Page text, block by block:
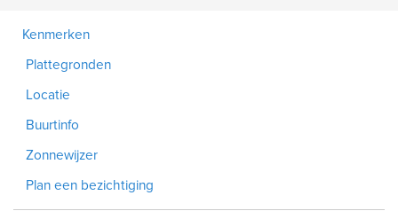
Kenmerken
Plattegronden
Locatie
Buurtinfo
Zonnewijzer
Plan een bezichtiging